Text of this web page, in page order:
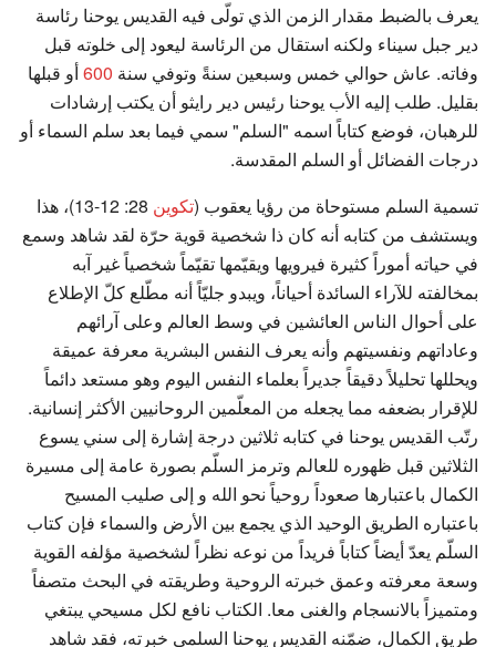
يعرف بالضبط مقدار الزمن الذي تولّى فيه القديس يوحنا رئاسة
دير جبل سيناء ولكنه استقال من الرئاسة ليعود إلى خلوته قبل
وفاته. عاش حوالي خمس وسبعين سنةً وتوفي سنة 600أو قبلها
بقليل. طلب إليه الأب يوحنا رئيس دير رايثو أن يكتب إرشادات
للرهبان، فوضع كتاباً اسمه "السلم" سمي فيما بعد سلم السماء أو
درجات الفضائل أو السلم المقدسة.
تسمية السلم مستوحاة من رؤيا يعقوب (تكوين
28: 12-13)، هذا
ويستشف من كتابه أنه كان ذا شخصية قوية حرّة لقد شاهد وسمع
في حياته أموراً كثيرة فيرويها ويقيّمها تقيّماً شخصياً غير آبه
بمخالفته للآراء السائدة أحياناً، ويبدو جليّاً أنه مطّلع كلّ الإطلاع
على أحوال الناس العائشين في وسط العالم وعلى آرائهم
وعاداتهم ونفسيتهم وأنه يعرف النفس البشرية معرفة عميقة
ويحللها تحليلاً دقيقاً جديراً بعلماء النفس اليوم وهو مستعد دائماً
للإقرار بضعفه مما يجعله من المعلّمين الروحانيين الأكثر إنسانية.
رتّب القديس يوحنا في كتابه ثلاثين درجة إشارة إلى سني يسوع
الثلاثين قبل ظهوره للعالم وترمز السلّم بصورة عامة إلى مسيرة
الكمال باعتبارها صعوداً روحياً نحو الله و إلى صليب المسيح
باعتباره الطريق الوحيد الذي يجمع بين الأرض والسماء فإن كتاب
السلّم يعدّ أيضاً كتاباً فريداً من نوعه نظراً لشخصية مؤلفه القوية
وسعة معرفته وعمق خبرته الروحية وطريقته في البحث متصفاً
ومتميزاً بالانسجام والغنى معا. الكتاب نافع لكل مسيحي يبتغي
طريق الكمال، ضمّنه القديس يوحنا السلمي خبرته، فقد شاهد